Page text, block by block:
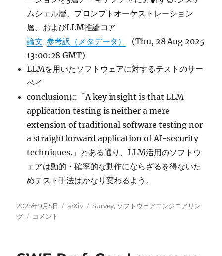
ムシェル層、プロンプトオーケストレーション
層、およびLLM推論コア
論文 参考訳（メタデータ）
(Thu, 28 Aug 2025
13:00:28 GMT)
LLMを用いたソフトウェアに対するテストのサー
ベイ
conclusionに「A key insight is that LLM
application testing is neither a mere
extension of traditional software testing nor
a straightforward application of AI-security
techniques.」とある通り、LLM活用のソフトウ
ェアは動的・確率的な動作にならざるを得ないた
めテスト手法はかなり変わるよう。
投
稿
2025年9月5日
カ
arXiv
タ
Survey, ソフトウェアエンジニアリン
グ
Rethinking
コメント